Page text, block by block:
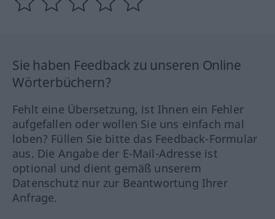
Sie haben Feedback zu unseren Online
Wörterbüchern?
Fehlt eine Übersetzung, ist Ihnen ein Fehler
aufgefallen oder wollen Sie uns einfach mal
loben? Füllen Sie bitte das Feedback-Formular
aus. Die Angabe der E-Mail-Adresse ist
optional und dient gemäß unserem
Datenschutz nur zur Beantwortung Ihrer
Anfrage.